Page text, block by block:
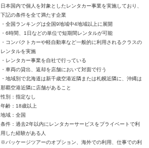
日本国内で個人を対象としたレンタカー事業を実施しており、
下記の条件を全て満たす企業
・全国ランキングは全国9地域中4地域以上に展開
・6時間、1日などの単位で短期間レンタルが可能
・コンパクトカーや軽自動車など一般的に利用されるクラスの
レンタルを実施
・レンタカー事業を自社で行っている
・車両の貸出、返却を店舗において対面で行う
・地域別で北海道は新千歳空港近隣または札幌近隣に、沖縄は
那覇空港近隣に店舗があること
性別：指定なし
年齢：18歳以上
地域：全国
条件：過去2年以内にレンタカーサービスをプライベートで利
用した経験がある人
※パッケージツアーのオプション、海外での利用、仕事での利